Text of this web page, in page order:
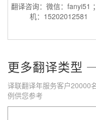
翻译咨询：微信：fanyi51
机：15202012581
更多翻译类型
译联翻译年服务客户20000
例供您参考